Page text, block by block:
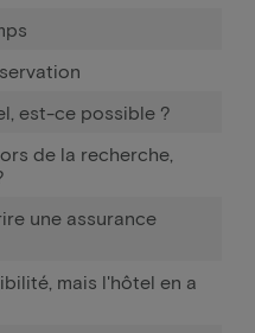
est-ce possible ?
de la recherche,
une assurance
mais l'hôtel en a